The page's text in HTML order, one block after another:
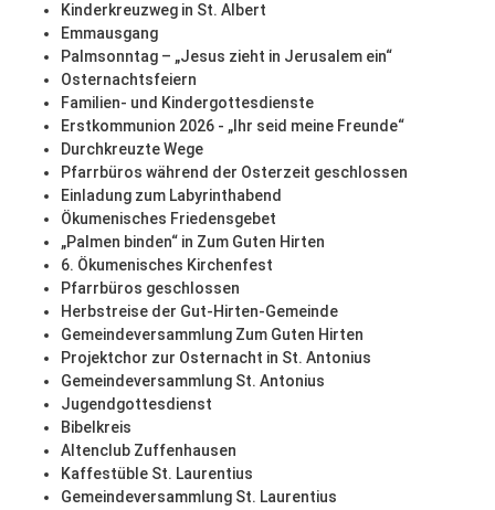
Kinderkreuzweg in St. Albert
Emmausgang
Palmsonntag – „Jesus zieht in Jerusalem ein“
Osternachtsfeiern
Familien- und Kindergottesdienste
Erstkommunion 2026 - „Ihr seid meine Freunde“
Durchkreuzte Wege
Pfarrbüros während der Osterzeit geschlossen
Einladung zum Labyrinthabend
Ökumenisches Friedensgebet
„Palmen binden“ in Zum Guten Hirten
6. Ökumenisches Kirchenfest
Pfarrbüros geschlossen
Herbstreise der Gut-Hirten-Gemeinde
Gemeindeversammlung Zum Guten Hirten
Projektchor zur Osternacht in St. Antonius
Gemeindeversammlung St. Antonius
Jugendgottesdienst
Bibelkreis
Altenclub Zuffenhausen
Kaffestüble St. Laurentius
Gemeindeversammlung St. Laurentius